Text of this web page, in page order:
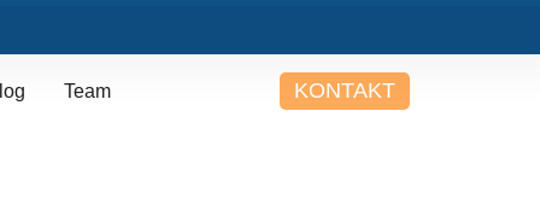
Team KONTAKT